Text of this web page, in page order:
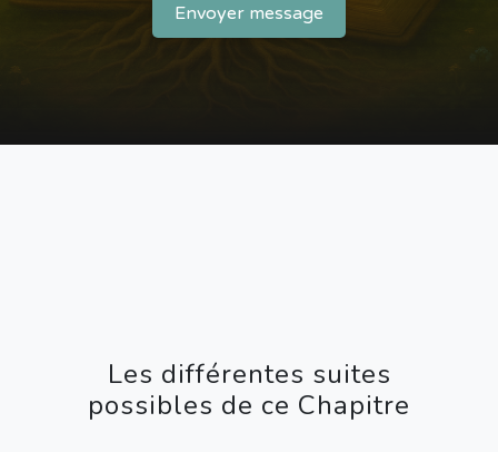
Envoyer message
Les différentes suites
possibles de ce Chapitre